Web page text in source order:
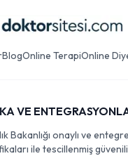
BlogOnline TerapiOnline
VE
Bakanlığı onaylı ve
ile tescillenmiş